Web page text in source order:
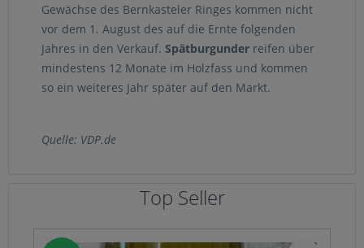
Gewächse des Bernkasteler Ringes kommen nicht
vor dem 1. August des auf die Ernte folgenden
Jahres in den Verkauf. Spätburgunder reifen über
mindestens 12 Monate im Holzfass und kommen
so ein weiteres Jahr später auf den Markt.
Quelle: VDP.de
Top Seller